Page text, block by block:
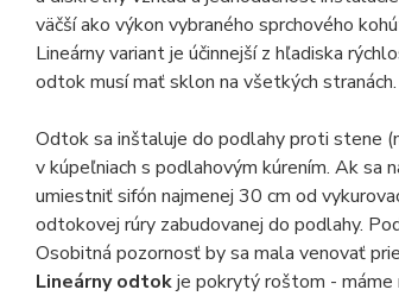
väčší ako výkon vybraného sprchového
Lineárny variant je účinnejší z hľadiska
odtok musí mať sklon na všetkých stranách.
Odtok sa inštaluje do podlahy proti stene
v kúpeľniach s podlahovým kúrením. Ak
umiestniť sifón najmenej 30 cm od
odtokovej rúry zabudovanej do podlahy.
Osobitná pozornosť by sa mala venovať
Lineárny odtokje pokrytý roštom - máme